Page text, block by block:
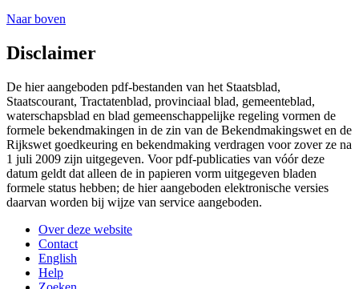
Naar boven
Disclaimer
De hier aangeboden pdf-bestanden van het Staatsblad,
Staatscourant, Tractatenblad, provinciaal blad, gemeenteblad,
waterschapsblad en blad gemeenschappelijke regeling vormen de
formele bekendmakingen in de zin van de Bekendmakingswet en de
Rijkswet goedkeuring en bekendmaking verdragen voor zover ze na
1 juli 2009 zijn uitgegeven. Voor pdf-publicaties van vóór deze
datum geldt dat alleen de in papieren vorm uitgegeven bladen
formele status hebben; de hier aangeboden elektronische versies
daarvan worden bij wijze van service aangeboden.
Over deze website
Contact
English
Help